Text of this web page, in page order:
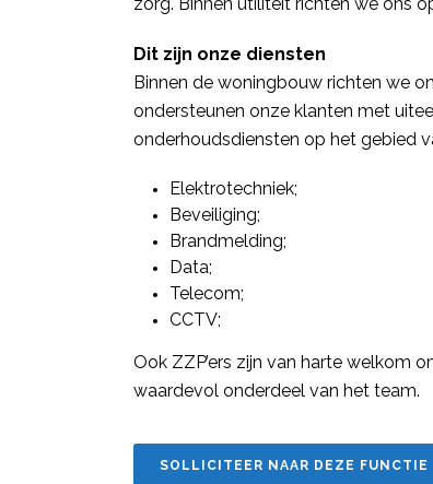
Dit zijn onze diensten
Binnen de woningbouw richten we
ondersteunen onze klanten met
onderhoudsdiensten op het gebied
Elektrotechniek;
Beveiliging;
Brandmelding;
Data;
Telecom;
CCTV;
Ook ZZP’ers zijn van harte welkom
waardevol onderdeel van het team.
SOLLICITEER NAAR DEZE FUNCTIE